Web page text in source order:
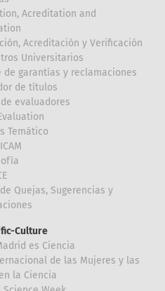
Acreditation and
Acreditación y Verificación
Universitarios
de garantías y reclamaciones
de títulos
evaluadores
Temático
Quejas, Sugerencias y
Culture
es Ciencia
de las Mujeres y las
la Ciencia